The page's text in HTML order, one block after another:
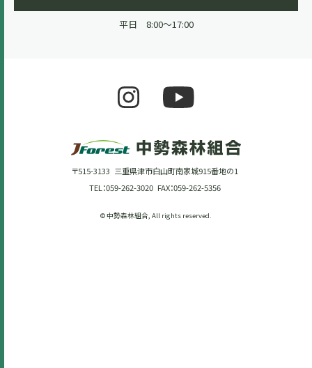
平日 8:00～17:00
〒515-3133 三重県津市白山町南家城915番地の1
TEL：059-262-3020 FAX：059-262-5356
© 中勢森林組合, All rights reserved.